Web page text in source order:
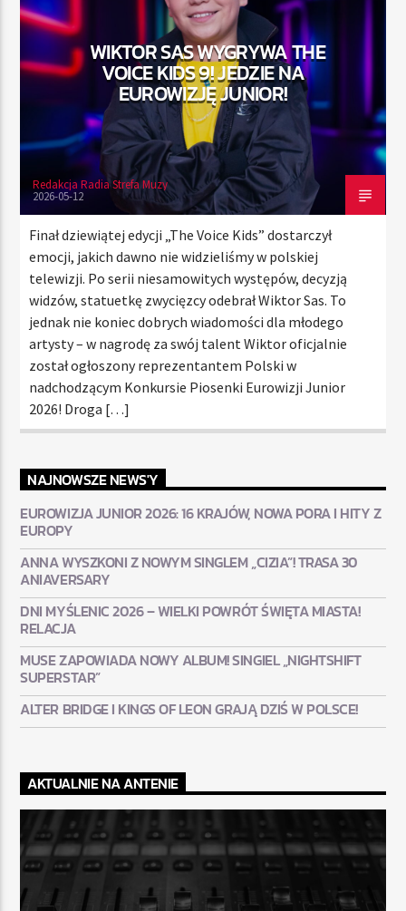
TERAZ
RADIO STREFA MUZY
00:00 24:00
WIKTOR SAS WYGRYWA THE
VOICE KIDS 9! JEDZIE NA
EUROWIZJĘ JUNIOR!
Redakcja Radia Strefa Muzy
2026-05-12
Finał dziewiątej edycji „The Voice Kids” dostarczył
emocji, jakich dawno nie widzieliśmy w polskiej
telewizji. Po serii niesamowitych występów, decyzją
widzów, statuetkę zwycięzcy odebrał Wiktor Sas. To
jednak nie koniec dobrych wiadomości dla młodego
artysty – w nagrodę za swój talent Wiktor oficjalnie
został ogłoszony reprezentantem Polski w
nadchodzącym Konkursie Piosenki Eurowizji Junior
2026! Droga […]
NAJNOWSZE NEWS'Y
EUROWIZJA JUNIOR 2026: 16 KRAJÓW, NOWA PORA I HITY Z
EUROPY
ANNA WYSZKONI Z NOWYM SINGLEM „CIZIA”! TRASA 30
ANIAVERSARY
DNI MYŚLENIC 2026 – WIELKI POWRÓT ŚWIĘTA MIASTA!
RELACJA
MUSE ZAPOWIADA NOWY ALBUM! SINGIEL „NIGHTSHIFT
SUPERSTAR”
ALTER BRIDGE I KINGS OF LEON GRAJĄ DZIŚ W POLSCE!
AKTUALNIE NA ANTENIE